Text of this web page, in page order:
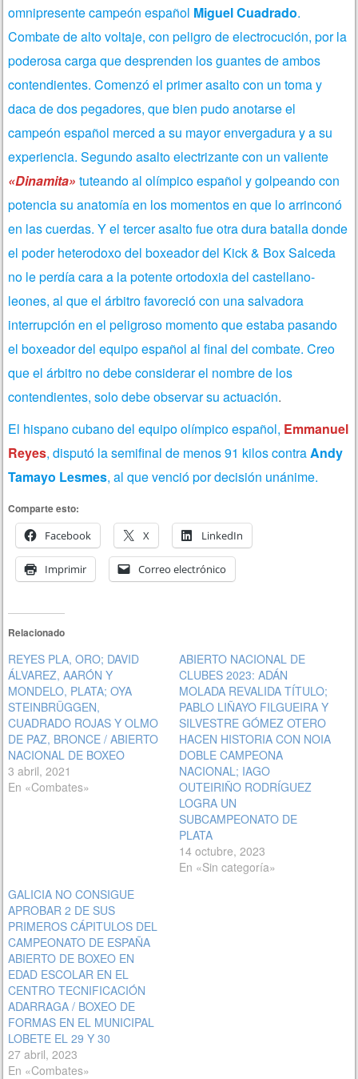
omnipresente campeón español Miguel Cuadrado.
Combate de alto voltaje, con peligro de electrocución, por la
poderosa carga que desprenden los guantes de ambos
contendientes. Comenzó el primer asalto con un toma y
daca de dos pegadores, que bien pudo anotarse el
campeón español merced a su mayor envergadura y a su
experiencia. Segundo asalto electrizante con un valiente
«Dinamita» tuteando al olímpico español y golpeando con
potencia su anatomía en los momentos en que lo arrinconó
en las cuerdas. Y el tercer asalto fue otra dura batalla donde
el poder heterodoxo del boxeador del Kick & Box Salceda
no le perdía cara a la potente ortodoxia del castellano-
leones, al que el árbitro favoreció con una salvadora
interrupción en el peligroso momento que estaba pasando
el boxeador del equipo español al final del combate. Creo
que el árbitro no debe considerar el nombre de los
contendientes, solo debe observar su actuación.
El hispano cubano del equipo olímpico español, Emmanuel
Reyes, disputó la semifinal de menos 91 kilos contraAndy
Tamayo Lesmes, al que venció por decisión unánime.
Comparte esto:
Facebook
X LinkedIn
Imprimir Correo electrónico
Relacionado
REYES PLA, ORO; DAVID
ÁLVAREZ, AARÓN Y
MONDELO, PLATA; OYA
STEINBRÜGGEN,
CUADRADO ROJAS Y OLMO
DE PAZ, BRONCE / ABIERTO
NACIONAL DE BOXEO
3 abril, 2021
En «Combates»
ABIERTO NACIONAL DE
CLUBES 2023: ADÁN
MOLADA REVALIDA TÍTULO;
PABLO LIÑAYO FILGUEIRA Y
SILVESTRE GÓMEZ OTERO
HACEN HISTORIA CON NOIA
DOBLE CAMPEONA
NACIONAL; IAGO
OUTEIRIÑO RODRÍGUEZ
LOGRA UN
SUBCAMPEONATO DE
PLATA
14 octubre, 2023
En «Sin categoría»
GALICIA NO CONSIGUE
APROBAR 2 DE SUS
PRIMEROS CÁPITULOS DEL
CAMPEONATO DE ESPAÑA
ABIERTO DE BOXEO EN
EDAD ESCOLAR EN EL
CENTRO TECNIFICACIÓN
ADARRAGA / BOXEO DE
FORMAS EN EL MUNICIPAL
LOBETE EL 29 Y 30
27 abril, 2023
En «Combates»